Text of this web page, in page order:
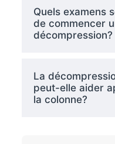
Quels examens
de commencer
décompression?
La
peut-elle aider
la colonne?